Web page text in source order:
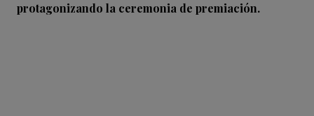
protagonizando la ceremonia de premiación.